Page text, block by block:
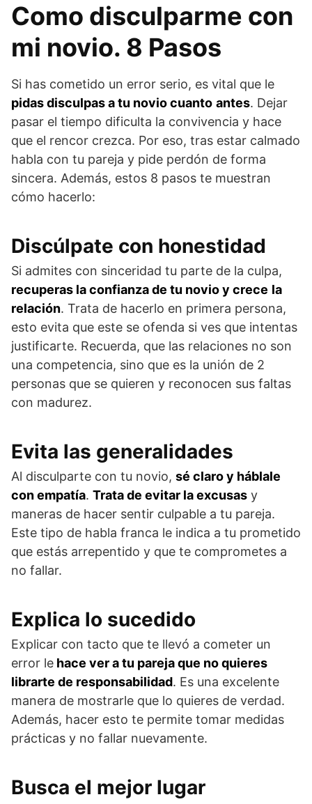
Como disculparme con
mi novio. 8 Pasos
Si has cometido un error serio, es vital que le
pidas disculpas a tu novio cuanto antes. Dejar
pasar el tiempo dificulta la convivencia y hace
que el rencor crezca. Por eso, tras estar calmado
habla con tu pareja y pide perdón de forma
sincera. Además, estos 8 pasos te muestran
cómo hacerlo:
Discúlpate con honestidad
Si admites con sinceridad tu parte de la culpa,
recuperas la confianza de tu novio y crece la
relación. Trata de hacerlo en primera persona,
esto evita que este se ofenda si ves que intentas
justificarte. Recuerda, que las relaciones no son
una competencia, sino que es la unión de 2
personas que se quieren y reconocen sus faltas
con madurez.
Evita las generalidades
Al disculparte con tu novio, sé claro y háblale
con empatía. Trata de evitar la excusas y
maneras de hacer sentir culpable a tu pareja.
Este tipo de habla franca le indica a tu prometido
que estás arrepentido y que te comprometes a
no fallar.
Explica lo sucedido
Explicar con tacto que te llevó a cometer un
error le hace ver a tu pareja que no quieres
librarte de responsabilidad. Es una excelente
manera de mostrarle que lo quieres de verdad.
Además, hacer esto te permite tomar medidas
prácticas y no fallar nuevamente.
Busca el mejor lugar